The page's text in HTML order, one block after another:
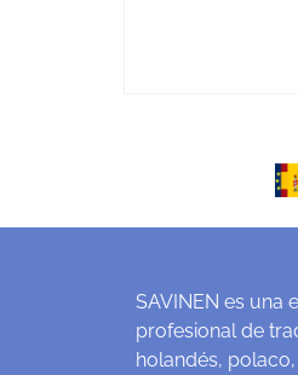
SAVINEN es una
profesional de
holandés,